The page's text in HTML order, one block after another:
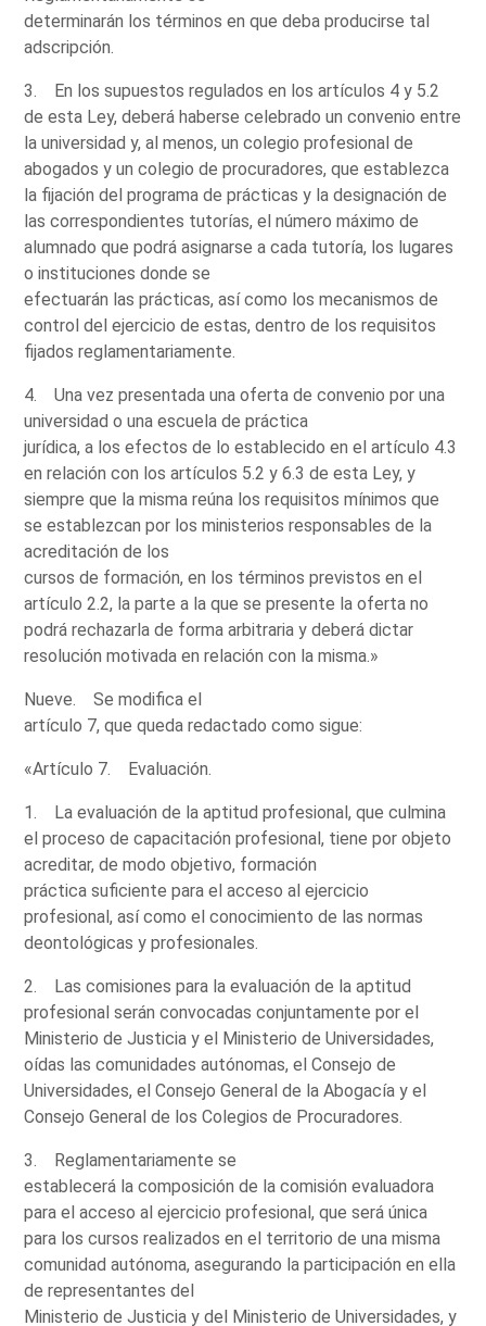
determinarán los términos en que deba producirse tal
adscripción.
3. En los supuestos regulados en los artículos 4 y 5.2
de esta Ley, deberá haberse celebrado un convenio entre
la universidad y, al menos, un colegio profesional de
abogados y un colegio de procuradores, que establezca
la fijación del programa de prácticas y la designación de
las correspondientes tutorías, el número máximo de
alumnado que podrá asignarse a cada tutoría, los lugares
o instituciones donde se
efectuarán las prácticas, así como los mecanismos de
control del ejercicio de estas, dentro de los requisitos
fijados reglamentariamente.
4. Una vez presentada una oferta de convenio por una
universidad o una escuela de práctica
jurídica, a los efectos de lo establecido en el artículo 4.3
en relación con los artículos 5.2 y 6.3 de esta Ley, y
siempre que la misma reúna los requisitos mínimos que
se establezcan por los ministerios responsables de la
acreditación de los
cursos de formación, en los términos previstos en el
artículo 2.2, la parte a la que se presente la oferta no
podrá rechazarla de forma arbitraria y deberá dictar
resolución motivada en relación con la misma.»
Nueve. Se modifica el
artículo 7, que queda redactado como sigue:
«Artículo 7. Evaluación.
1. La evaluación de la aptitud profesional, que culmina
el proceso de capacitación profesional, tiene por objeto
acreditar, de modo objetivo, formación
práctica suficiente para el acceso al ejercicio
profesional, así como el conocimiento de las normas
deontológicas y profesionales.
2. Las comisiones para la evaluación de la aptitud
profesional serán convocadas conjuntamente por el
Ministerio de Justicia y el Ministerio de Universidades,
oídas las comunidades autónomas, el Consejo de
Universidades, el Consejo General de la Abogacía y el
Consejo General de los Colegios de Procuradores.
3. Reglamentariamente se
establecerá la composición de la comisión evaluadora
para el acceso al ejercicio profesional, que será única
para los cursos realizados en el territorio de una misma
comunidad autónoma, asegurando la participación en ella
de representantes del
Ministerio de Justicia y del Ministerio de Universidades, y